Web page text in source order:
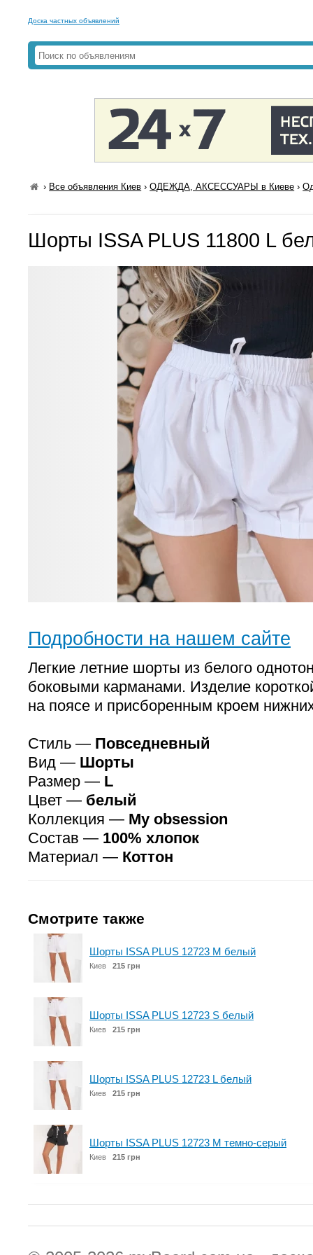
Доска частных объявлений
› Все объявления Киев ›ОДЕЖДА, АКСЕССУАРЫ в Киеве ›
Шорты ISSA PLUS 11800 L
Подробности на нашем сайте
Легкие летние шорты из белого
боковыми карманами. Изделие
на поясе и присборенным кроем
Стиль — Повседневный
Вид — Шорты
Размер — L
Цвет — белый
Коллекция — My obsession
Состав — 100% хлопок
Материал — Коттон
Смотрите также
Шорты ISSA PLUS 12723 M белый
Киев 215 грн
Шорты ISSA PLUS 12723 S белый
Киев 215 грн
Шорты ISSA PLUS 12723 L белый
Киев 215 грн
Шорты ISSA PLUS 12723 M темно-серый
Киев 215 грн